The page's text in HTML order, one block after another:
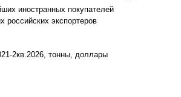
иностранных покупателей
российских экспортеров
2кв.2026, тонны, доллары